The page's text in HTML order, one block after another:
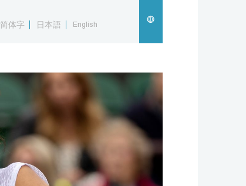
English
日本語
简体字